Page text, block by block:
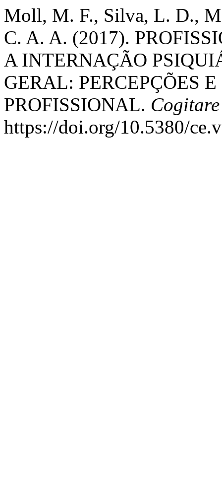
Moll, M. F., Silva, L. D.,
C. A. A. (2017).
A INTERNAÇÃO
GERAL: PERCEPÇÕES
PROFISSIONAL.
https://doi.org/10.5380/